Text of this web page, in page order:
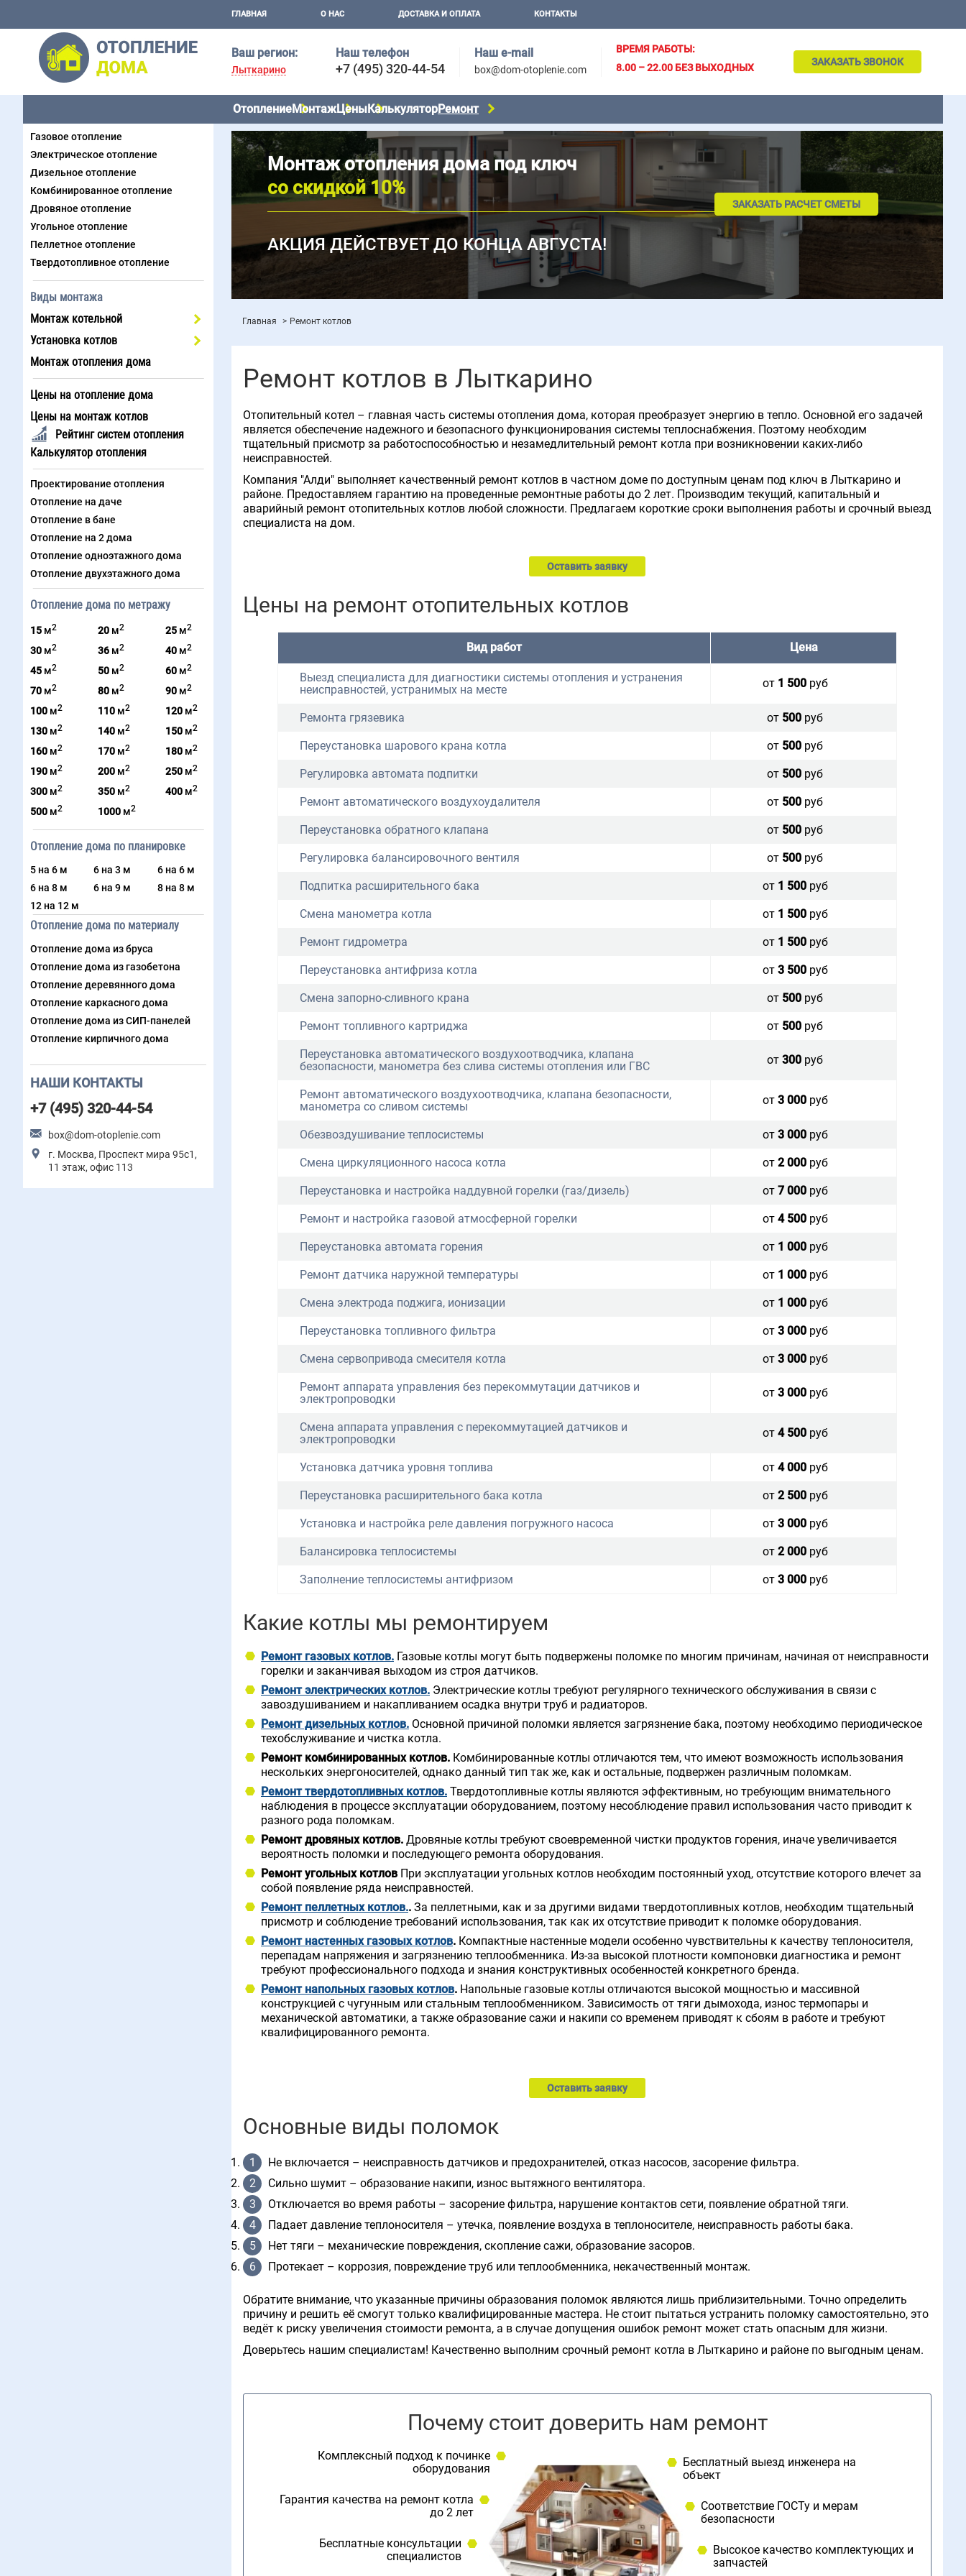
ГЛАВНАЯ О НАС ДОСТАВКА И ОПЛАТА КОНТАКТЫ
Ваш регион:
Лыткарино
Наш телефон
+7 (495) 320-44-54
Наш e-mail
box@dom-otoplenie.com
ВРЕМЯ РАБОТЫ:
8.00 – 22.00 БЕЗ ВЫХОДНЫХ
ЗАКАЗАТЬ ЗВОНОК
ОтоплениеМонтажЦеныКалькуляторРемонт
Газовое отопление
Электрическое отопление
Дизельное отопление
Комбинированное отопление
Дровяное отопление
Угольное отопление
Пеллетное отопление
Твердотопливное отопление
Виды монтажа
Монтаж котельной
Установка котлов
Монтаж отопления дома
Цены на отопление дома
Цены на монтаж котлов
Рейтинг систем отопления
Калькулятор отопления
Проектирование отопления
Отопление на даче
Отопление в бане
Отопление на 2 дома
Отопление одноэтажного дома
Отопление двухэтажного дома
Отопление дома по метражу
15 м2
30 м2
45 м2
70 м2
100 м2
130 м2
160 м2
190 м2
300 м2
500 м2
20 м2
36 м2
50 м2
80 м2
110 м2
140 м2
170 м2
200 м2
350 м2
1000 м2
25 м2
40 м2
60 м2
90 м2
120 м2
150 м2
180 м2
250 м2
400 м2
Отопление дома по планировке
5 на 6 м 6 на 3 м
6 на 6 м
6 на 8 м
6 на 9 м
8 на 8 м
12 на 12 м
Отопление дома по материалу
Отопление дома из бруса
Отопление дома из газобетона
Отопление деревянного дома
Отопление каркасного дома
Отопление дома из СИП-панелей
Отопление кирпичного дома
НАШИ КОНТАКТЫ
+7 (495) 320-44-54
box@dom-otoplenie.com
г. Москва, Проспект мира 95с1,
11 этаж, офис 113
Монтаж отопления дома под ключ
со скидкой 10%
АКЦИЯ ДЕЙСТВУЕТ ДО КОНЦА АВГУСТА!
ЗАКАЗАТЬ РАСЧЕТ СМЕТЫ
Главная Ремонт котлов
Ремонт котлов в Лыткарино
Отопительный котел – главная часть системы отопления дома, которая преобразует энергию в тепло. Основной его задачей
является обеспечение надежного и безопасного функционирования системы теплоснабжения. Поэтому необходим
тщательный присмотр за работоспособностью и незамедлительный ремонт котла при возникновении каких-либо
неисправностей.
Компания "Алди" выполняет качественный ремонт котлов в частном доме по доступным ценам под ключ в Лыткарино и
районе. Предоставляем гарантию на проведенные ремонтные работы до 2 лет. Производим текущий, капитальный и
аварийный ремонт отопительных котлов любой сложности. Предлагаем короткие сроки выполнения работы и срочный выезд
специалиста на дом.
Оставить заявку
Цены на ремонт отопительных котлов
Вид работ Цена
Выезд специалиста для диагностики системы отопления и устранения
неисправностей, устранимых на месте
от 1 500руб
Ремонта грязевика от 500 руб
Переустановка шарового крана котла от 500 руб
Регулировка автомата подпитки от 500 руб
Ремонт автоматического воздухоудалителя от 500 руб
Переустановка обратного клапана от 500 руб
Регулировка балансировочного вентиля от 500 руб
Подпитка расширительного бака от 1 500руб
Смена манометра котла от 1 500руб
Ремонт гидрометра от 1 500руб
Переустановка антифриза котла от 3 500руб
Смена запорно-сливного крана от 500 руб
Ремонт топливного картриджа от 500 руб
Переустановка автоматического воздухоотводчика, клапана
безопасности, манометра без слива системы отопления или ГВС
от 300 руб
Ремонт автоматического воздухоотводчика, клапана безопасности,
манометра со сливом системы
от 3 000руб
Обезвоздушивание теплосистемы от 3 000руб
Смена циркуляционного насоса котла от 2 000руб
Переустановка и настройка наддувной горелки (газ/дизель) от 7 000руб
Ремонт и настройка газовой атмосферной горелки от 4 500руб
Переустановка автомата горения от 1 000руб
Ремонт датчика наружной температуры от 1 000руб
Смена электрода поджига, ионизации от 1 000руб
Переустановка топливного фильтра от 3 000руб
Смена сервопривода смесителя котла от 3 000руб
Ремонт аппарата управления без перекоммутации датчиков и
электропроводки
от 3 000руб
Смена аппарата управления с перекоммутацией датчиков и
электропроводки
от 4 500руб
Установка датчика уровня топлива от 4 000руб
Переустановка расширительного бака котла от 2 500руб
Установка и настройка реле давления погружного насоса от 3 000руб
Балансировка теплосистемы от 2 000руб
Заполнение теплосистемы антифризом от 3 000руб
Какие котлы мы ремонтируем
Ремонт газовых котлов. Газовые котлы могут быть подвержены поломке по многим причинам, начиная от неисправности
горелки и заканчивая выходом из строя датчиков.
Ремонт электрических котлов. Электрические котлы требуют регулярного технического обслуживания в связи с
завоздушиванием и накапливанием осадка внутри труб и радиаторов.
Ремонт дизельных котлов. Основной причиной поломки является загрязнение бака, поэтому необходимо периодическое
техобслуживание и чистка котла.
Ремонт комбинированных котлов. Комбинированные котлы отличаются тем, что имеют возможность использования
нескольких энергоносителей, однако данный тип так же, как и остальные, подвержен различным поломкам.
Ремонт твердотопливных котлов. Твердотопливные котлы являются эффективным, но требующим внимательного
наблюдения в процессе эксплуатации оборудованием, поэтому несоблюдение правил использования часто приводит к
разного рода поломкам.
Ремонт дровяных котлов. Дровяные котлы требуют своевременной чистки продуктов горения, иначе увеличивается
вероятность поломки и последующего ремонта оборудования.
Ремонт угольных котлов При эксплуатации угольных котлов необходим постоянный уход, отсутствие которого влечет за
собой появление ряда неисправностей.
Ремонт пеллетных котлов.. За пеллетными, как и за другими видами твердотопливных котлов, необходим тщательный
присмотр и соблюдение требований использования, так как их отсутствие приводит к поломке оборудования.
Ремонт настенных газовых котлов. Компактные настенные модели особенно чувствительны к качеству теплоносителя,
перепадам напряжения и загрязнению теплообменника. Из-за высокой плотности компоновки диагностика и ремонт
требуют профессионального подхода и знания конструктивных особенностей конкретного бренда.
Ремонт напольных газовых котлов. Напольные газовые котлы отличаются высокой мощностью и массивной
конструкцией с чугунным или стальным теплообменником. Зависимость от тяги дымохода, износ термопары и
механической автоматики, а также образование сажи и накипи со временем приводят к сбоям в работе и требуют
квалифицированного ремонта.
Оставить заявку
Основные виды поломок
Не включается – неисправность датчиков и предохранителей, отказ насосов, засорение фильтра.
Сильно шумит – образование накипи, износ вытяжного вентилятора.
Отключается во время работы – засорение фильтра, нарушение контактов сети, появление обратной тяги.
Падает давление теплоносителя – утечка, появление воздуха в теплоносителе, неисправность работы бака.
Нет тяги – механические повреждения, скопление сажи, образование засоров.
Протекает – коррозия, повреждение труб или теплообменника, некачественный монтаж.
Обратите внимание, что указанные причины образования поломок являются лишь приблизительными. Точно определить
причину и решить её смогут только квалифицированные мастера. Не стоит пытаться устранить поломку самостоятельно, это
ведёт к риску увеличения стоимости ремонта, а в случае допущения ошибок ремонт может стать опасным для жизни.
Доверьтесь нашим специалистам! Качественно выполним срочный ремонт котла в Лыткарино и районе по выгодным ценам.
Почему стоит доверить нам ремонт
Комплексный подход к починке
оборудования
Гарантия качества на ремонт котла
до 2 лет
Бесплатные консультации
специалистов
Бесплатный выезд инженера на
объект
Соответствие ГОСТу и мерам
безопасности
Высокое качество комплектующих и
запчастей